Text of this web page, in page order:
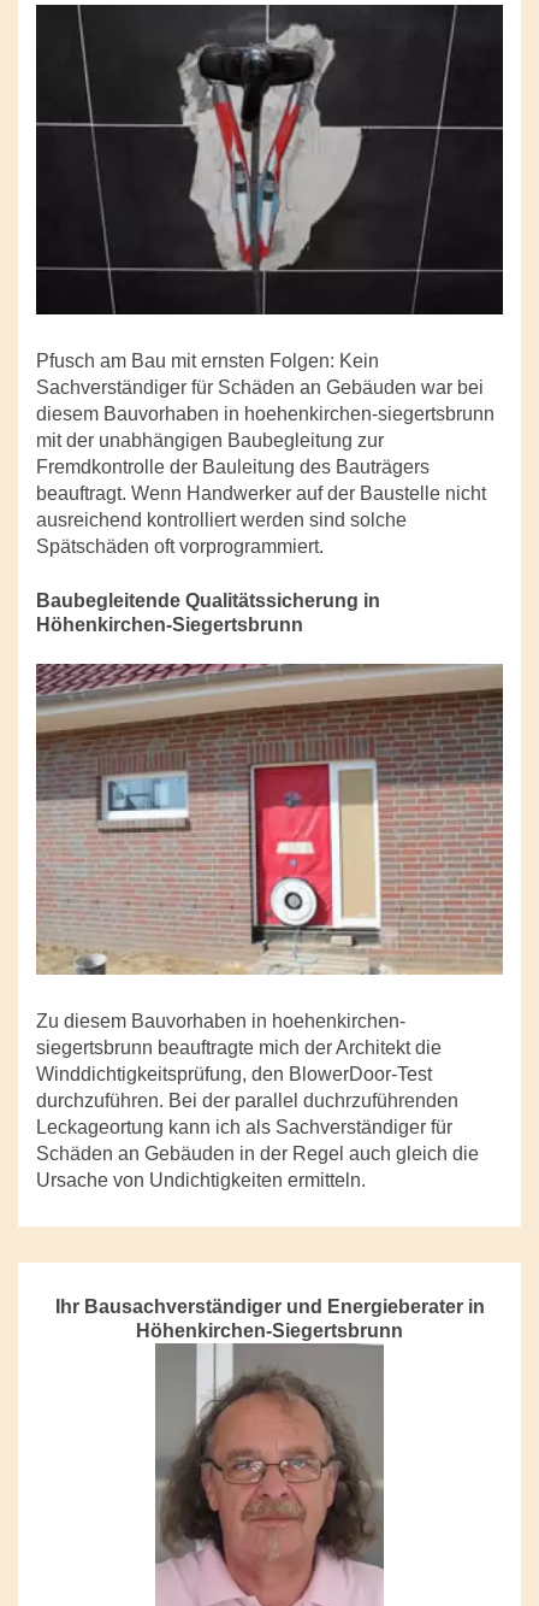
Pfusch am Bau mit ernsten Folgen: Kein
Sachverständiger für Schäden an Gebäuden war bei
diesem Bauvorhaben in hoehenkirchen-siegertsbrunn
mit der unabhängigen Baubegleitung zur
Fremdkontrolle der Bauleitung des Bauträgers
beauftragt. Wenn Handwerker auf der Baustelle nicht
ausreichend kontrolliert werden sind solche
Spätschäden oft vorprogrammiert.
Baubegleitende Qualitätssicherung in
Höhenkirchen-Siegertsbrunn
Zu diesem Bauvorhaben in hoehenkirchen-
siegertsbrunn beauftragte mich der Architekt die
Winddichtigkeitsprüfung, den BlowerDoor-Test
durchzuführen. Bei der parallel duchrzuführenden
Leckageortung kann ich als Sachverständiger für
Schäden an Gebäuden in der Regel auch gleich die
Ursache von Undichtigkeiten ermitteln.
Ihr Bausachverständiger und Energieberater in
Höhenkirchen-Siegertsbrunn